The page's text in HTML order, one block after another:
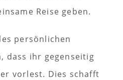
Reise geben.
persönlichen
dass ihr gegenseitig
vorlest. Dies schafft